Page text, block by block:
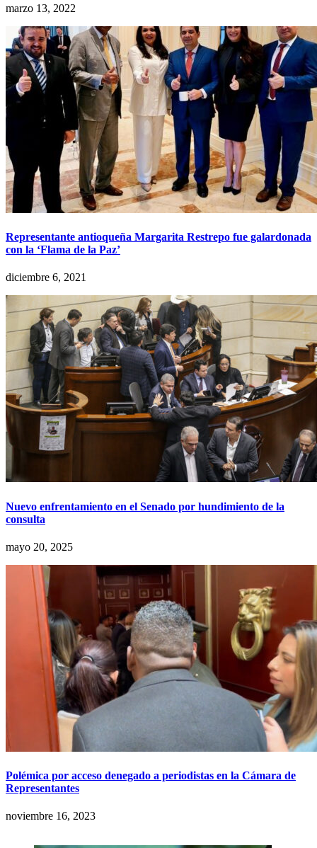
marzo 13, 2022
Representante antioqueña Margarita Restrepo fue galardonada
con la ‘Flama de la Paz’
diciembre 6, 2021
Nuevo enfrentamiento en el Senado por hundimiento de la
consulta
mayo 20, 2025
Polémica por acceso denegado a periodistas en la Cámara de
Representantes
noviembre 16, 2023